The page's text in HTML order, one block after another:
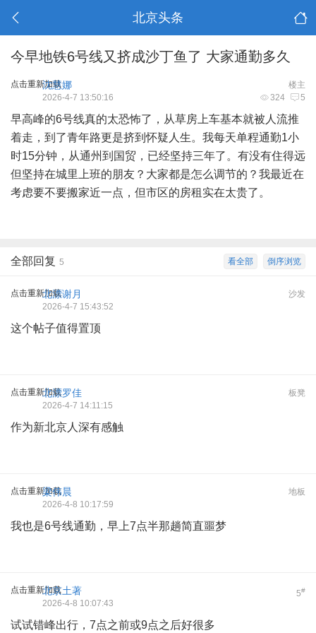
北京头条
今早地铁6号线又挤成沙丁鱼了 大家通勤多久
点击重新加载 楼主
沈慧娜
324 5
2026-4-7 13:50:16
早高峰的6号线真的太恐怖了，从草房上车基本就被人流推
着走，到了青年路更是挤到怀疑人生。我每天单程通勤1小
时15分钟，从通州到国贸，已经坚持三年了。有没有住得远
但坚持在城里上班的朋友？大家都是怎么调节的？我最近在
考虑要不要搬家近一点，但市区的房租实在太贵了。
倒序浏览
看全部
全部回复 5
点击重新加载 沙发
北漂谢月
2026-4-7 15:43:52
这个帖子值得置顶
点击重新加载 板凳
北漂罗佳
2026-4-7 14:11:15
作为新北京人深有感触
点击重新加载 地板
梁伟晨
2026-4-8 10:17:59
我也是6号线通勤，早上7点半那趟简直噩梦
点击重新加载 5#
北京土著
2026-4-8 10:07:43
试试错峰出行，7点之前或9点之后好很多